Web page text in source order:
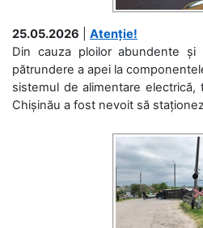
25.05.2026
Atenție!
Din cauza ploilor abundente
pătrundere a apei la
sistemul de alimentare electrică,
Chișinău a fost nevoit să